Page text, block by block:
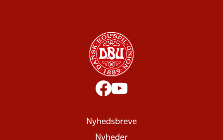
Nyhedsbreve
Nyheder